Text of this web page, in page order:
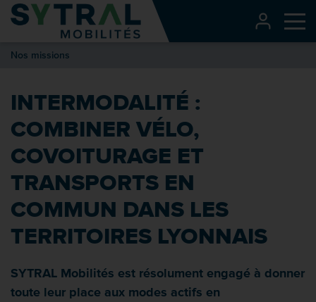
Contenu
Entête de page
Nos missions
INTERMODALITÉ :
COMBINER VÉLO,
COVOITURAGE ET
TRANSPORTS EN
COMMUN DANS LES
TERRITOIRES LYONNAIS
SYTRAL Mobilités est résolument engagé à donner
toute leur place aux modes actifs en